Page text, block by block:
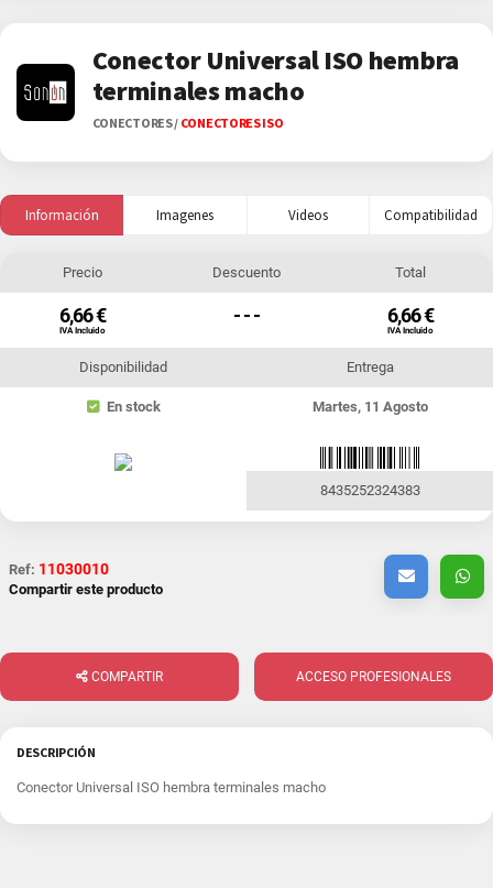
Conector Universal ISO hembra
terminales macho
CONECTORES/ CONECTORES ISO
Información Imagenes Videos Compatibilidad
Precio
6,66 €
IVA Incluido
Descuento
- - -
Total
6,66 €
IVA Incluido
Disponibilidad
En stock
Entrega
Martes, 11 Agosto
8435252324383
Ref: 11030010
Compartir este producto
COMPARTIR ACCESO PROFESIONALES
DESCRIPCIÓN
Conector Universal ISO hembra terminales macho